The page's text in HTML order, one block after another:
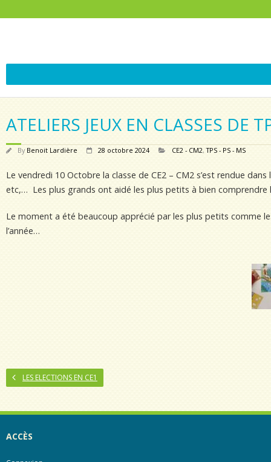
ATELIERS JEUX EN CLASSES DE
By Benoit Lardière 28 octobre 2024 CE2 - CM2,TPS - PS - MS
Le vendredi 10 Octobre la classe de CE2 – CM2 s’est rendue
etc,… Les plus grands ont aidé les plus petits à bien comprendre
Le moment a été beaucoup apprécié par les plus petits comme
l’année…
LES ELECTIONS EN CE1
ACCÈS